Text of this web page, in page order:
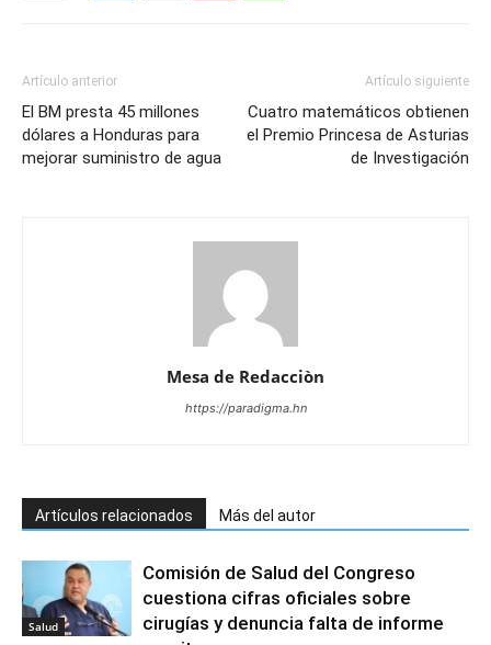
Artículo anterior
El BM presta 45 millones
dólares a Honduras para
mejorar suministro de agua
Artículo siguiente
Cuatro matemáticos obtienen
el Premio Princesa de Asturias
de Investigación
Mesa de Redacciòn
https://paradigma.hn
Artículos relacionados Más del autor
Salud
Comisión de Salud del Congreso
cuestiona cifras oficiales sobre
cirugías y denuncia falta de informe